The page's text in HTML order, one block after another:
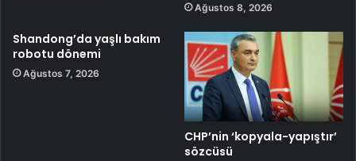
Ağustos 8, 2026
Shandong’da yaşlı bakım
robotu dönemi
Ağustos 7, 2026
CHP’nin ‘kopyala-yapıştır’
sözcüsü